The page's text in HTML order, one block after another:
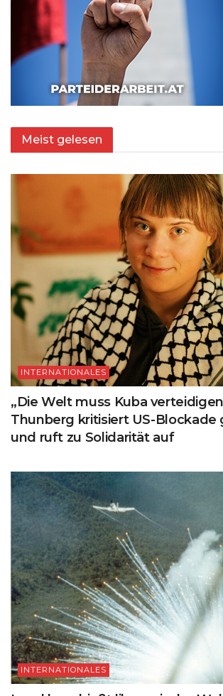
Meist gelesen
INTERNATIONALES
„Die Welt muss Kuba
Thunberg kritisiert US-Blockade
und ruft zu Solidarität auf
INTERNATIONALES